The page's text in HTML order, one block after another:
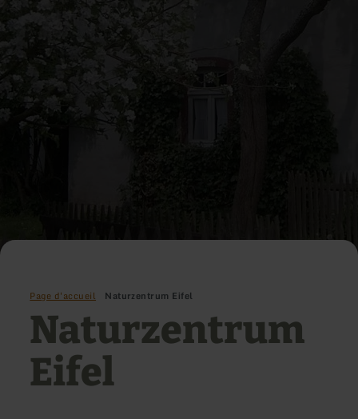
Page d'accueil Naturzentrum Eifel
Naturzentrum
Eifel